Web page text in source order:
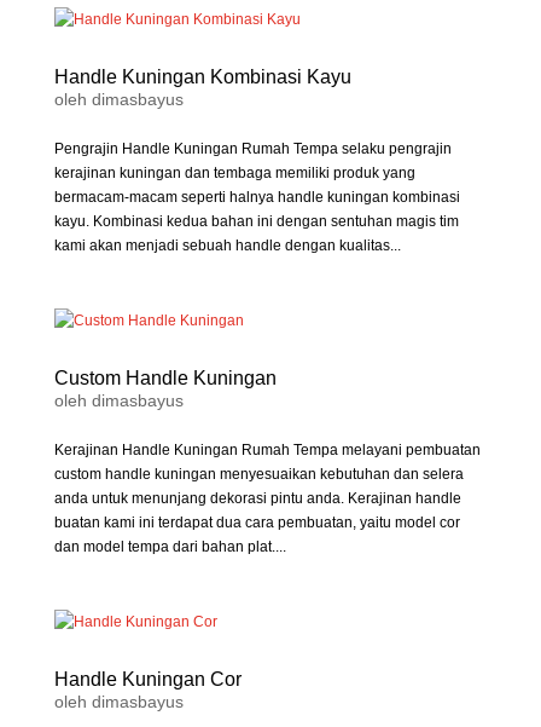
Handle Kuningan Kombinasi Kayu
oleh dimasbayus
Pengrajin Handle Kuningan Rumah Tempa selaku pengrajin
kerajinan kuningan dan tembaga memiliki produk yang
bermacam-macam seperti halnya handle kuningan kombinasi
kayu. Kombinasi kedua bahan ini dengan sentuhan magis tim
kami akan menjadi sebuah handle dengan kualitas...
Custom Handle Kuningan
oleh dimasbayus
Kerajinan Handle Kuningan Rumah Tempa melayani pembuatan
custom handle kuningan menyesuaikan kebutuhan dan selera
anda untuk menunjang dekorasi pintu anda. Kerajinan handle
buatan kami ini terdapat dua cara pembuatan, yaitu model cor
dan model tempa dari bahan plat....
Handle Kuningan Cor
oleh dimasbayus